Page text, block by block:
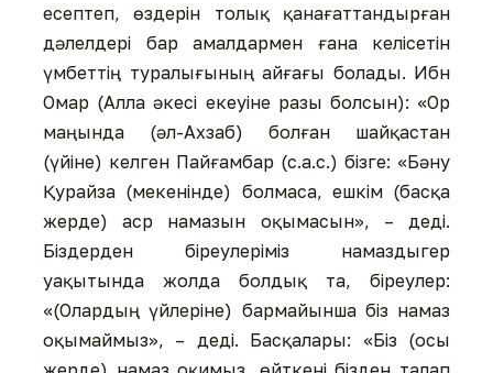
есептеп, өздерін толық қанағаттандырған
дәлелдері бар амалдармен ғана келісетін
үмбеттің туралығының айғағы болады. Ибн
Омар (Алла әкесі екеуіне разы болсын): «Ор
маңында (әл-Ахзаб) болған шайқастан
(үйіне) келген Пайғамбар (с.а.с.) бізге: «Бәну
Қурайза (мекенінде) болмаса, ешкім (басқа
жерде) аср намазын оқымасын», – деді.
Біздерден біреулеріміз намаздыгер
уақытында жолда болдық та, біреулер:
«(Олардың үйлеріне) бармайынша біз намаз
оқымаймыз», – деді. Басқалары: «Біз (осы